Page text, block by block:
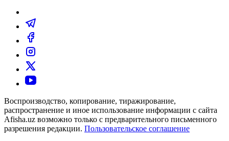
Воспроизводство, копирование, тиражирование,
распространение и иное использование информации с сайта
Afisha.uz возможно только с предварительного письменного
разрешения редакции. Пользовательское соглашение